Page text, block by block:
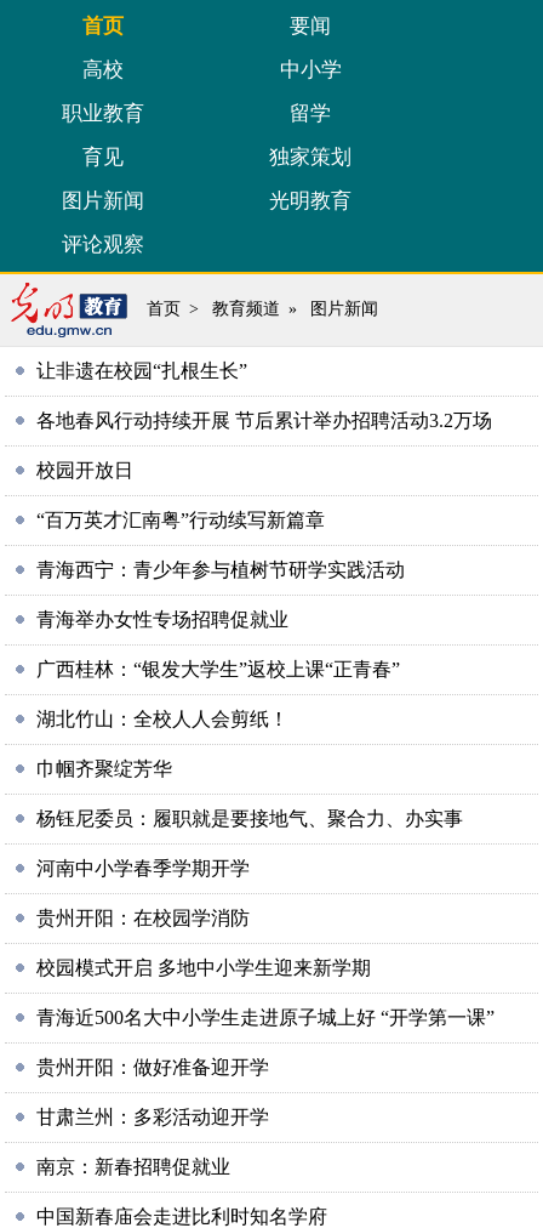
首页
要闻
高校
中小学
职业教育
留学
育见
独家策划
图片新闻
光明教育
评论观察
首页 > 教育频道 » 图片新闻
让非遗在校园“扎根生长”
各地春风行动持续开展 节后累计举办招聘活动3.2万场
校园开放日
“百万英才汇南粤”行动续写新篇章
青海西宁：青少年参与植树节研学实践活动
青海举办女性专场招聘促就业
广西桂林：“银发大学生”返校上课“正青春”
湖北竹山：全校人人会剪纸！
巾帼齐聚绽芳华
杨钰尼委员：履职就是要接地气、聚合力、办实事
河南中小学春季学期开学
贵州开阳：在校园学消防
校园模式开启 多地中小学生迎来新学期
青海近500名大中小学生走进原子城上好 “开学第一课”
贵州开阳：做好准备迎开学
甘肃兰州：多彩活动迎开学
南京：新春招聘促就业
中国新春庙会走进比利时知名学府